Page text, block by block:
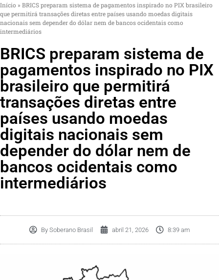
Início » BRICS preparam sistema de pagamentos inspirado no PIX brasileiro
que permitirá transações diretas entre países usando moedas digitais
nacionais sem depender do dólar nem de bancos ocidentais como
intermediários
BRICS preparam sistema de
pagamentos inspirado no PIX
brasileiro que permitirá
transações diretas entre
países usando moedas
digitais nacionais sem
depender do dólar nem de
bancos ocidentais como
intermediários
BySoberano Brasil abril 21, 2026 8:39 am